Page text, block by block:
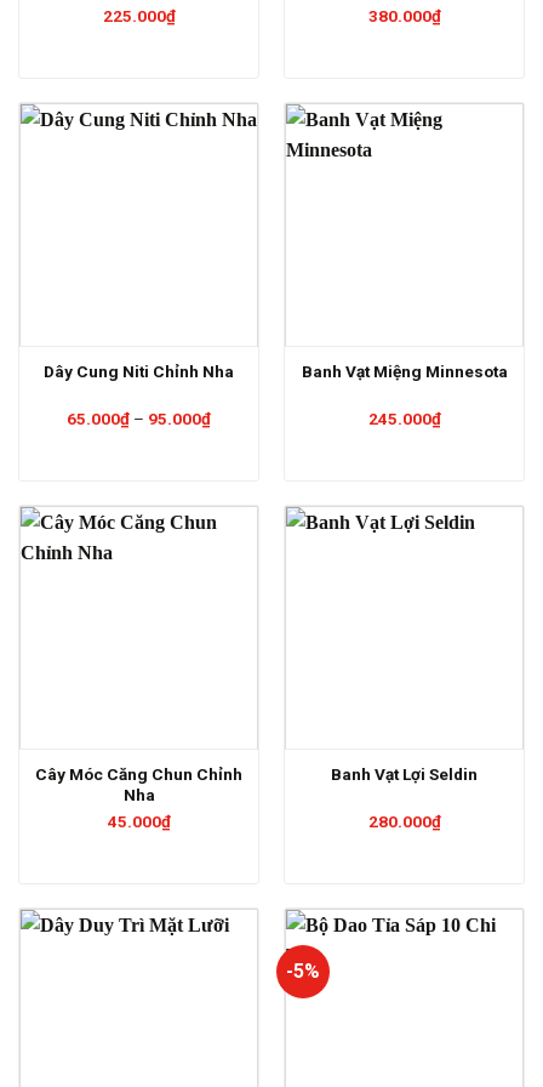
225.000₫ 380.000₫
Dây Cung Niti Chỉnh Nha
65.000₫ – 95.000₫Khoảng
Banh Vạt Miệng Minnesota
245.000₫
Cây Móc Căng Chun Chỉnh
Nha
45.000₫
Banh Vạt Lợi Seldin
280.000₫
-5%